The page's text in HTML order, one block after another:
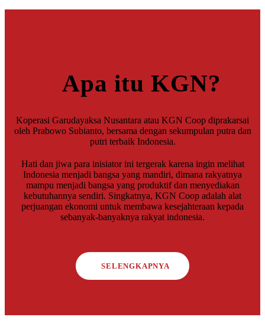
Apa itu KGN?
Koperasi Garudayaksa Nusantara atau KGN Coop diprakarsai
oleh Prabowo Subianto, bersama dengan sekumpulan putra dan
putri terbaik Indonesia.
Hati dan jiwa para inisiator ini tergerak karena ingin melihat
Indonesia menjadi bangsa yang mandiri, dimana rakyatnya
mampu menjadi bangsa yang produktif dan menyediakan
kebutuhannya sendiri. Singkatnya, KGN Coop adalah alat
perjuangan ekonomi untuk membawa kesejahteraan kepada
sebanyak-banyaknya rakyat indonesia.
SELENGKAPNYA